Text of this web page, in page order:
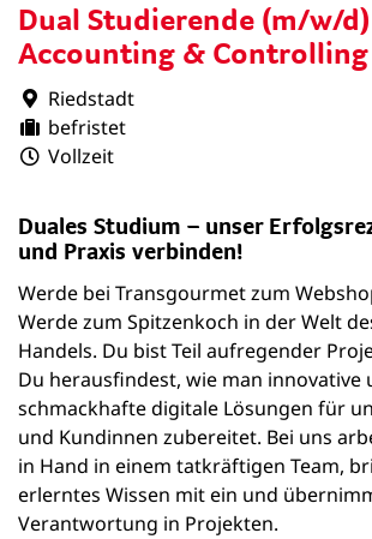
Dual Studierende (m/w/d)
Accounting & Controlling
Riedstadt
befristet
Vollzeit
Duales Studium – unser
und Praxis verbinden!
Werde bei Transgourmet zum
Werde zum Spitzenkoch in der Welt
Handels. Du bist Teil aufregender
Du herausfindest, wie man innovative
schmackhafte digitale Lösungen für
und Kundinnen zubereitet. Bei uns
in Hand in einem tatkräftigen Team,
erlerntes Wissen mit ein und
Verantwortung in Projekten.